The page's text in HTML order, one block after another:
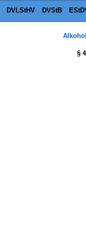
DVLStHV DVStB
§